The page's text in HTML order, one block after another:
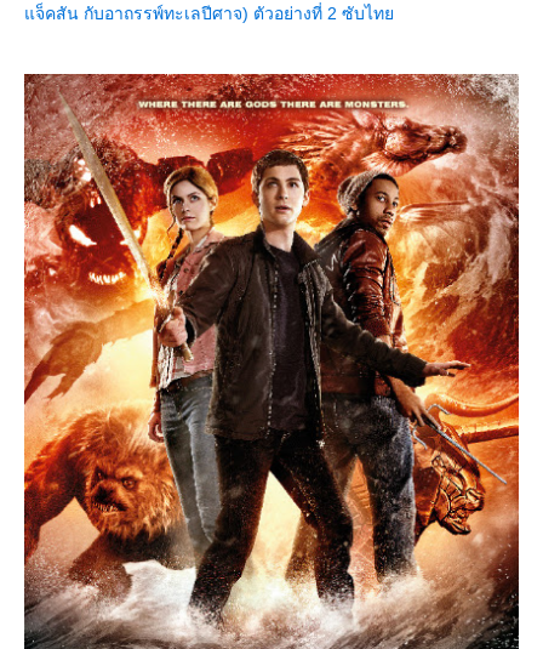
จ็คสัน กับอาถรรพ์ทะเลปีศาจ) ตัวอย่างที่ 2 ซับไท